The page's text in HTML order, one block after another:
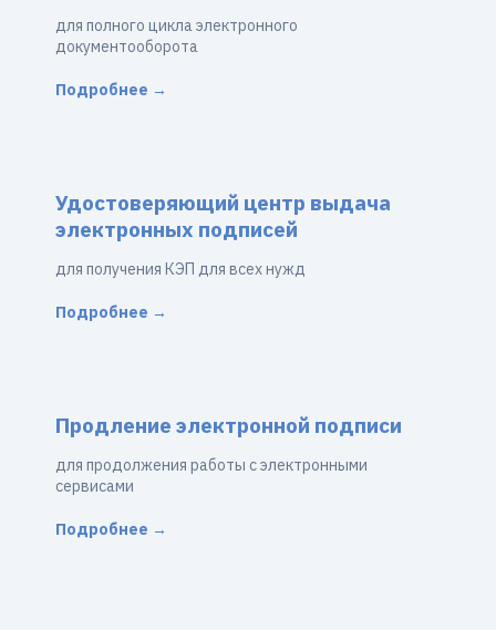
для полного цикла электронного
документооборота
Подробнее →
Удостоверяющий центр выдача
электронных подписей
для получения КЭП для всех нужд
Подробнее →
Продление электронной подписи
для продолжения работы с электронными
сервисами
Подробнее →